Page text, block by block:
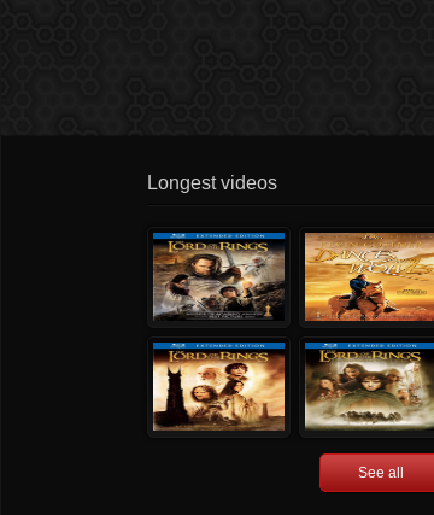
Longest videos
See all